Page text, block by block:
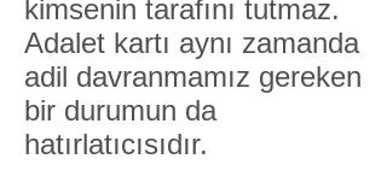
kimsenin tarafını tutmaz.
Adalet kartı aynı zamanda
adil davranmamız gereken
bir durumun da
hatırlatıcısıdır.